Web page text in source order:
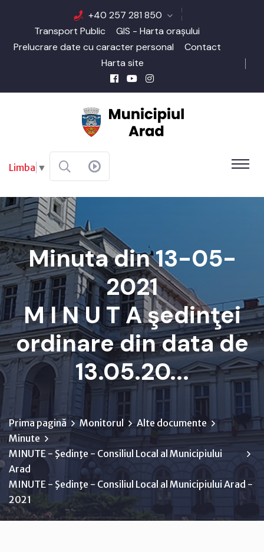
+40 257 281 850
Transport Public
GIS - Harta orașului
Prelucrare date cu caracter personal
Contact
Harta site
Limba ▼
Minuta din 13-05-
2021
M I N U T A şedinţei
ordinare din data de
13.05.20...
Prima pagină Monitorul
Alte documente
Minute
MINUTE - Şedinţe - Consiliul Local al Municipiului
Arad
MINUTE - Şedinţe - Consiliul Local al Municipiului Arad -
2021